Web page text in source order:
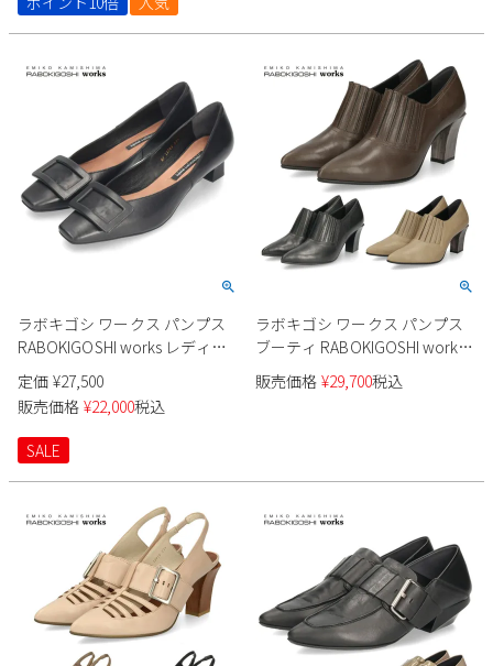
新規会員登録
会社概要
プライバシーポリシー
特定商取引法に基づく表示
お問い合わせ
ラボキゴシ ワークス パンプス
RABOKIGOSHI works レディー
ス 12785 靴 スクエアトウバック
ルパンプス 4cm 本革 日本製
定価 ¥27,500
販売価格 ¥22,000税込
SALE
ラボキゴシ ワークス パンプス
ブーティ RABOKIGOSHI works
レディース 12792 靴 ポインテッ
ドトウ 7cm 本革 日本製
販売価格 ¥29,700税込